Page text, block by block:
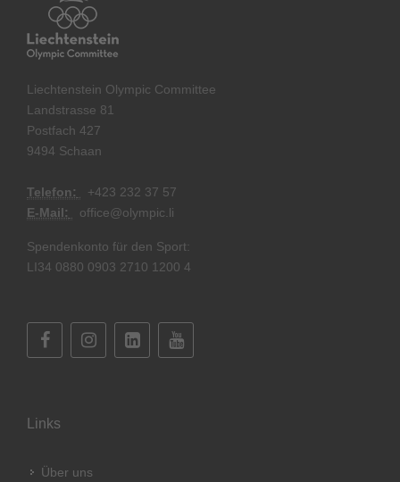
Liechtenstein Olympic Committee
Landstrasse 81
Postfach 427
9494 Schaan
Telefon: +423 232 37 57
E-Mail:
office@olympic.li
Spendenkonto für den Sport:
LI34 0880 0903 2710 1200 4
Links
Über uns